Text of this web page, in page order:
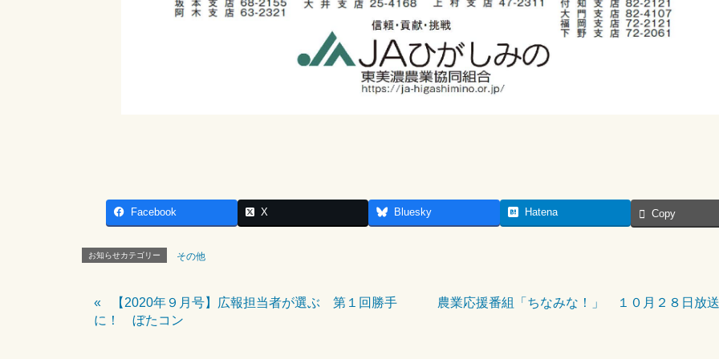
Facebook X Bluesky Hatena Copy
お知らせカテゴリー その他
【2020年９月号】広報担当者が選ぶ 第１回勝手
に！ ぼたコン
農業応援番組「ちなみな！」 １０月２８日放